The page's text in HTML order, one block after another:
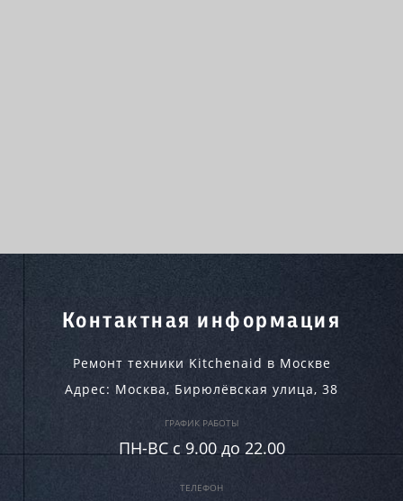
Контактная информация
Ремонт техники Kitchenaid в Москве
Адрес: Москва, Бирюлёвская улица, 38
ГРАФИК РАБОТЫ
ПН-ВC c 9.00 до 22.00
ТЕЛЕФОН